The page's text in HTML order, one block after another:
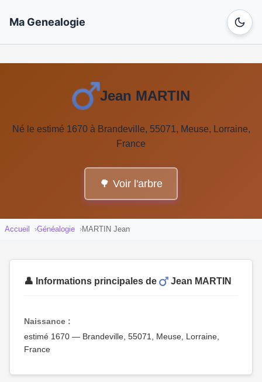
Ma Genealogie
Jean MARTIN
Né le estimé 1670 à Brandeville, 55071, Meuse, Lorraine,
France
🌳 Voir l'arbre
Accueil Généalogie MARTIN Jean
👤 Informations principales de Jean MARTIN
Naissance :
estimé 1670 — Brandeville, 55071, Meuse, Lorraine,
France